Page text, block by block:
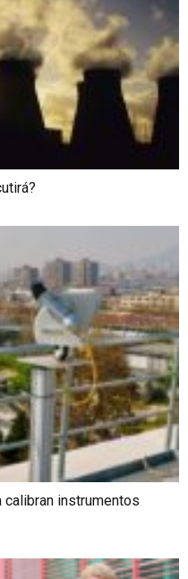
instrumentos